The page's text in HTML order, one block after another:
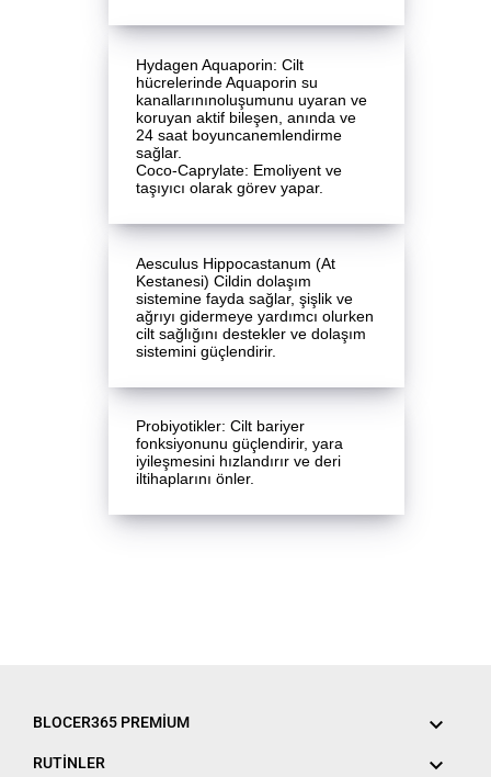
Hydagen Aquaporin: Cilt
hücrelerinde Aquaporin su
kanallarınınoluşumunu uyaran ve
koruyan aktif bileşen, anında ve
24 saat boyuncanemlendirme
sağlar.
Coco-Caprylate: Emoliyent ve
taşıyıcı olarak görev yapar.
Aesculus Hippocastanum (At
Kestanesi) Cildin dolaşım
sistemine fayda sağlar, şişlik ve
ağrıyı gidermeye yardımcı olurken
cilt sağlığını destekler ve dolaşım
sistemini güçlendirir.
Probiyotikler: Cilt bariyer
fonksiyonunu güçlendirir, yara
iyileşmesini hızlandırır ve deri
iltihaplarını önler.
BLOCER365 PREMIUM 
RUTİNLER 